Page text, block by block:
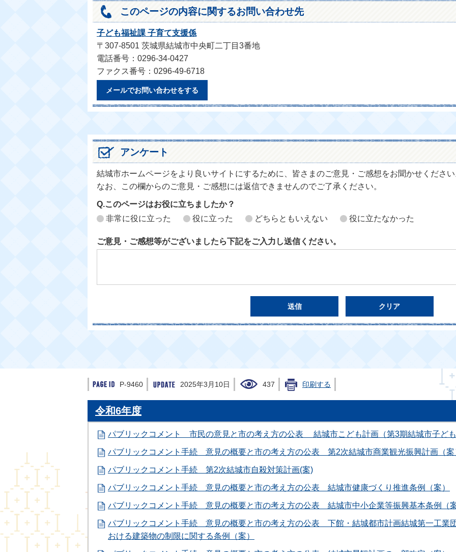
このページの内容に関するお問い合わせ先
子ども福祉課 子育て支援係
〒307-8501 茨城県結城市中央町二丁目3番地
電話番号：0296-34-0427
ファクス番号：0296-49-6718
メールでお問い合わせをする
アンケート
結城市ホームページをより良いサイトにするために、皆さまのご意見・ご感想をお聞かせくださ
なお、この欄からのご意見・ご感想には返信できませんのでご了承ください。
Q.このページはお役に立ちましたか？
非常に役に立った
役に立った どちらともいえない 役に立たなかった
ご意見・ご感想等がございましたら下記をご入力し送信ください。
P-9460 2025年3月10日 437 印刷する
令和6年度
パブリックコメント 市民の意見と市の考え方の公表 結城市こども計画（第3期結城市子ど
パブリックコメント手続 意見の概要と市の考え方の公表 第2次結城市商業観光振興計画（案
パブリックコメント手続 第2次結城市自殺対策計画(案)
パブリックコメント手続 意見の概要と市の考え方の公表 結城市健康づくり推進条例（案）
パブリックコメント手続 意見の概要と市の考え方の公表 結城市中小企業等振興基本条例（
パブリックコメント手続 意見の概要と市の考え方の公表 下館・結城都市計画結城第一工業
おける建築物の制限に関する条例（案）